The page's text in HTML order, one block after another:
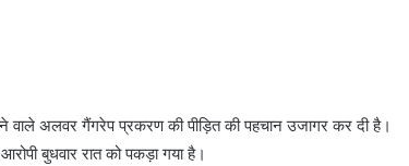
अलवर गैंगरेप प्रकरण की पीड़ित की पहचान उजागर कर दी है।
बुधवार रात को पकड़ा गया है।